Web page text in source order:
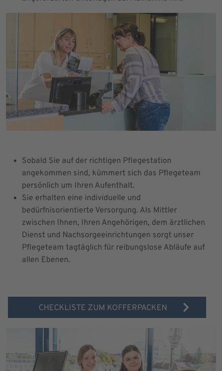
Sobald Sie auf der richtigen Pflegestation
angekommen sind, kümmert sich das Pflegeteam
persönlich um Ihren Aufenthalt.
Sie erhalten eine individuelle und
bedürfnisorientierte Versorgung. Als Mittler
zwischen Ihnen, Ihren Angehörigen, dem ärztlichen
Dienst und Nachsorgeeinrichtungen sorgt unser
Pflegeteam tagtäglich für reibungslose Abläufe auf
allen Ebenen.
CHECKLISTE ZUM KOFFERPACKEN